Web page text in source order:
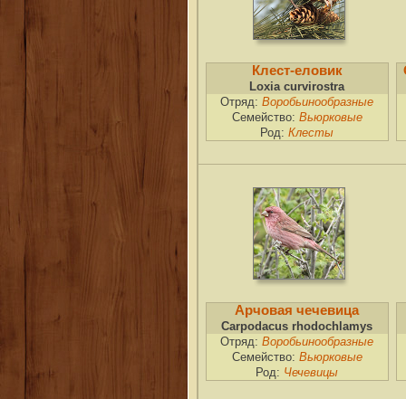
Клест-еловик
Loxia curvirostra
Отряд:Воробьинообразные
Семейство: Вьюрковые
Род:Клесты
Арчовая чечевица
Carpodacus rhodochlamys
Отряд:Воробьинообразные
Семейство: Вьюрковые
Род: Чечевицы